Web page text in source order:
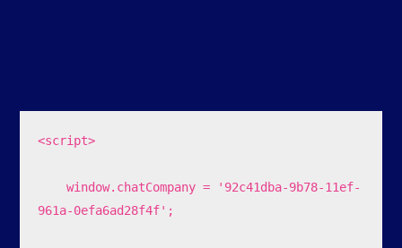
<script>
    window.chatCompany = '92c41dba-9b78-11ef-
961a-0efa6ad28f4f';